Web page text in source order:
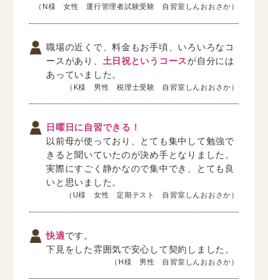
（N様 女性 運行管理者試験受験 自習室しんおおさか）
職場の近くで、料金もお手頃、いろいろなコ
ースがあり、 土日祝というコースが自分には
あっていました。
（K様 男性 税理士受験 自習室しんおおさか）
日曜日に自習できる！
以前母が使っており、とても集中して勉強で
きると聞いていたのが決め手となりました。
実際にすごく静かなので集中でき、とても良
いと思いました。
（U様 女性 定期テスト 自習室しんおおさか）
快適です。
下見をした雰囲気で安心して契約しました。
（H様 男性 自習室しんおおさか）